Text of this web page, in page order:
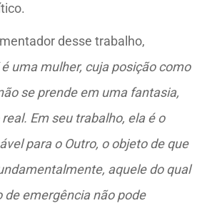
desse trabalho,
é uma mulher, cuja posição como
se prende em uma fantasia,
Em seu trabalho, ela é o
para o Outro, o objeto de que
aquele do qual
de emergência não pode